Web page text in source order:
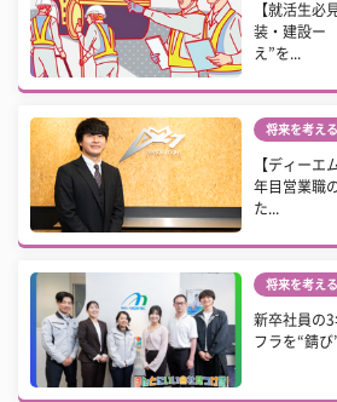
【就活生必
装・建設ー
え”を...
将来を考える
【ディーエ
年目営業職
た...
将来を考える
新卒社員の
フラを“錆び